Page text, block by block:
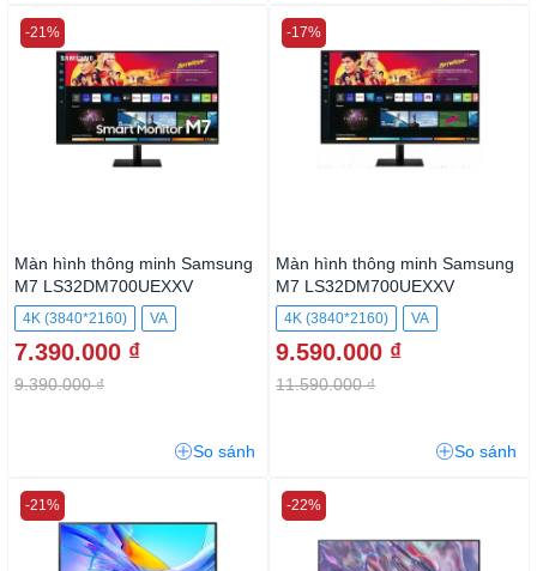
Màn hình thông minh Samsung
M7 LS32DM700UEXXV
4K (3840*2160) VA
7.390.000 ₫
9.390.000 ₫
-21%
So sánh
Màn hình thông minh Samsung
M7 LS32DM700UEXXV
4K (3840*2160) VA
9.590.000 ₫
11.590.000 ₫
-17%
So sánh
-21% -22%